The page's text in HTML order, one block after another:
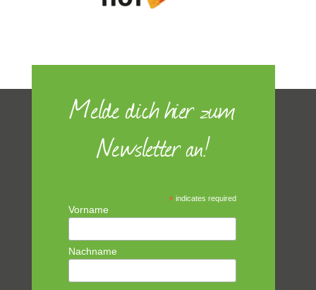
Melde dich hier zum
Newsletter an!
* indicates required
Vorname
Nachname